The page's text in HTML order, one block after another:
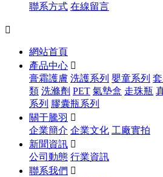
聯系方式 在線留言

網站首頁
產品中心 
膏霜護膚 洗護系列 嬰童系列
類 洗滌劑 PET 氣墊盒 走珠瓶
系列 膠囊瓶系列
關于騰羽 
企業簡介 企業文化 工廠實拍
新聞資訊 
公司動態 行業資訊
聯系我們 